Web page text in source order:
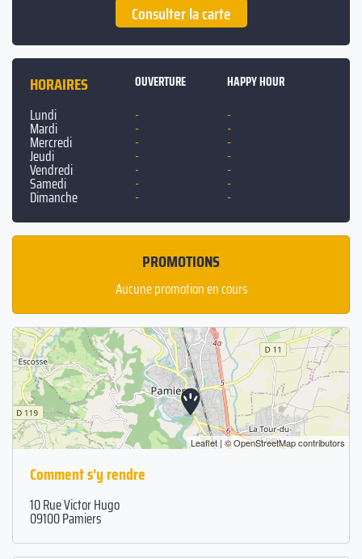
Consulter la carte
HORAIRES OUVERTURE HAPPY HOUR
Lundi - -
Mardi - -
Mercredi - -
Jeudi - -
Vendredi - -
Samedi - -
Dimanche - -
PROMOTIONS
Aucune promotion en cours
Leaflet | ©OpenStreetMapcontributors
Comment s'y rendre
10 Rue Victor Hugo
09100 Pamiers